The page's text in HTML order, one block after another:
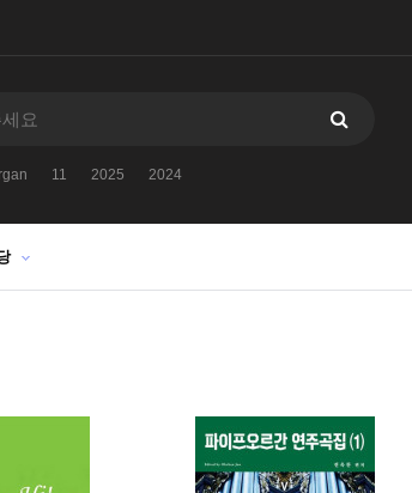
11 2025 2024